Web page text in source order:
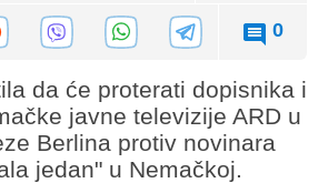
0
da će proterati dopisnika i
javne televizije ARD u
Berlina protiv novinara
jedan" u Nemačkoj.